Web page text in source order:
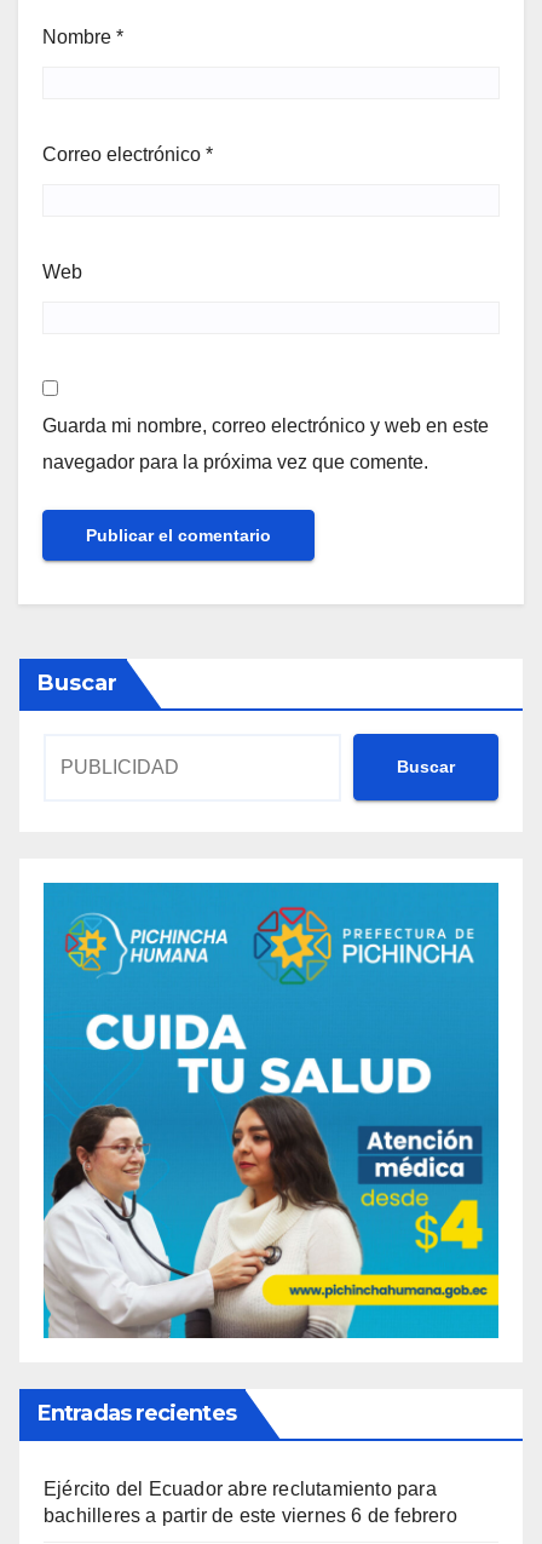
Nombre *
Correo electrónico *
Web
Guarda mi nombre, correo electrónico y web en este
navegador para la próxima vez que comente.
Buscar
Buscar
Entradas recientes
Ejército del Ecuador abre reclutamiento para
bachilleres a partir de este viernes 6 de febrero